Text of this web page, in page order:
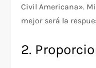
Civil Americana».
mejor será la
2.